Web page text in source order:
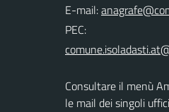
E-mail:
PEC:
Consultare il menù
le mail dei singoli uffici